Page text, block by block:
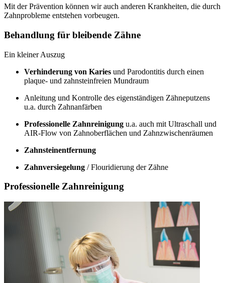
Mit der Prävention können wir auch anderen Krankheiten, die durch
Zahnprobleme entstehen vorbeugen.
Behandlung für bleibende Zähne
Ein kleiner Auszug
Verhinderung von Karies und Parodontitis durch einen
plaque- und zahnsteinfreien Mundraum
Anleitung und Kontrolle des eigenständigen Zähneputzens
u.a. durch Zahnanfärben
Professionelle Zahnreinigung u.a. auch mit Ultraschall und
AIR-Flow von Zahnoberflächen und Zahnzwischenräumen
Zahnsteinentfernung
Zahnversiegelung / Flouridierung der Zähne
Professionelle Zahnreinigung